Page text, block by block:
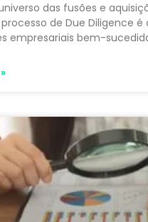
das fusões e
de Due Diligence é
empresariais bem-